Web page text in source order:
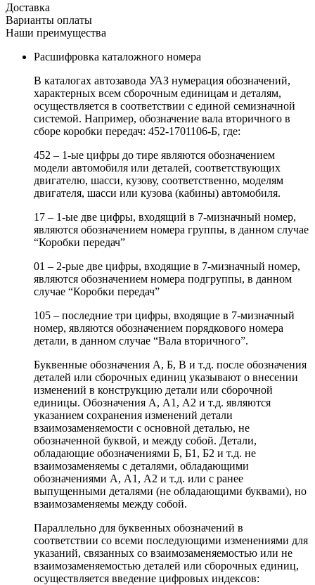
Доставка
Варианты оплаты
Наши преимущества
Расшифровка каталожного номера
В каталогах автозавода УАЗ нумерация обозначений,
характерных всем сборочным единицам и деталям,
осуществляется в соответствии с единой семизначной
системой. Например, обозначение вала вторичного в
сборе коробки передач: 452-1701106-Б, где:
452 – 1-ые цифры до тире являются обозначением
модели автомобиля или деталей, соответствующих
двигателю, шасси, кузову, соответственно, моделям
двигателя, шасси или кузова (кабины) автомобиля.
17 – 1-ые две цифры, входящий в 7-мизначный номер,
являются обозначением номера группы, в данном случае
“Коробки передач”
01 – 2-рые две цифры, входящие в 7-мизначный номер,
являются обозначением номера подгруппы, в данном
случае “Коробки передач”
105 – последние три цифры, входящие в 7-мизначный
номер, являются обозначением порядкового номера
детали, в данном случае “Вала вторичного”.
Буквенные обозначения А, Б, В и т.д. после обозначения
деталей или сборочных единиц указывают о внесении
изменений в конструкцию детали или сборочной
единицы. Обозначения А, А1, А2 и т.д. являются
указанием сохранения изменений детали
взаимозаменяемости с основной деталью, не
обозначенной буквой, и между собой. Детали,
обладающие обозначениями Б, Б1, Б2 и т.д. не
взаимозаменяемы с деталями, обладающими
обозначениями А, А1, А2 и т.д. или с ранее
выпущенными деталями (не обладающими буквами), но
взаимозаменяемы между собой.
Параллельно для буквенных обозначений в
соответствии со всеми последующими изменениями для
указаний, связанных со взаимозаменяемостью или не
взаимозаменяемостью деталей или сборочных единиц,
осуществляется введение цифровых индексов: